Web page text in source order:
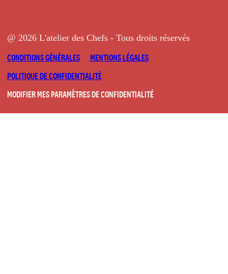
@ 2026 L'atelier des Chefs - Tous droits réservés
CONDITIONS GÉNÉRALES
MENTIONS LÉGALES
POLITIQUE DE CONFIDENTIALITÉ
MODIFIER MES PARAMÈTRES DE CONFIDENTIALITÉ